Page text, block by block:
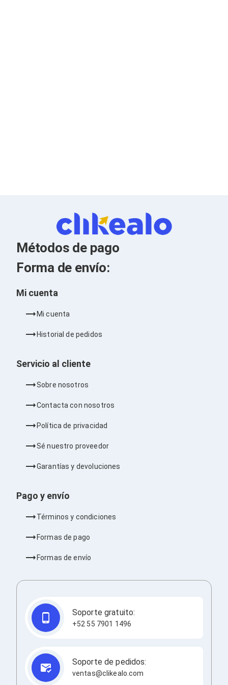
Bases para PC's
Kits de Herramientas
Protectores para PC's
Limpiadores para Electrónicos
Lentes para Computadora
PC's de Escritorio
All in One
Barebones
Electrónica de Consumo
Accesorios de Audio
Estuches y Cajas
Accesorios para Micrófonos
Bocinas
Bocinas Portátiles
Barras de Sonido
Soportes
Proyección
Accesorios Proyectores
Presentadores
Pizarrones Interactivos
TV y Pantallas
Accesorios TV
Soportes para Pantallas
Pantallas
Pantallas Comerciales
Pantallas Interactivas
Métodos de pago
Forma de envío:
Mi cuenta
Mi cuenta
Historial de pedidos
Servicio al cliente
Sobre nosotros
Contacta con nosotros
Política de privacidad
Sé nuestro proveedor
Garantías y devoluciones
Pago y envío
Términos y condiciones
Formas de pago
Formas de envío
Soporte gratuito:
+52 55 7901 1496
Soporte de pedidos:
ventas@clikealo.com